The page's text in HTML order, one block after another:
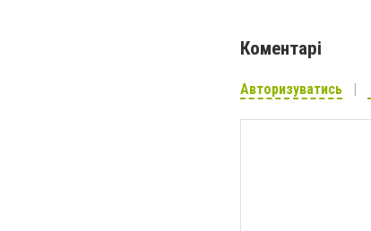
Коментарі
Авторизуватись